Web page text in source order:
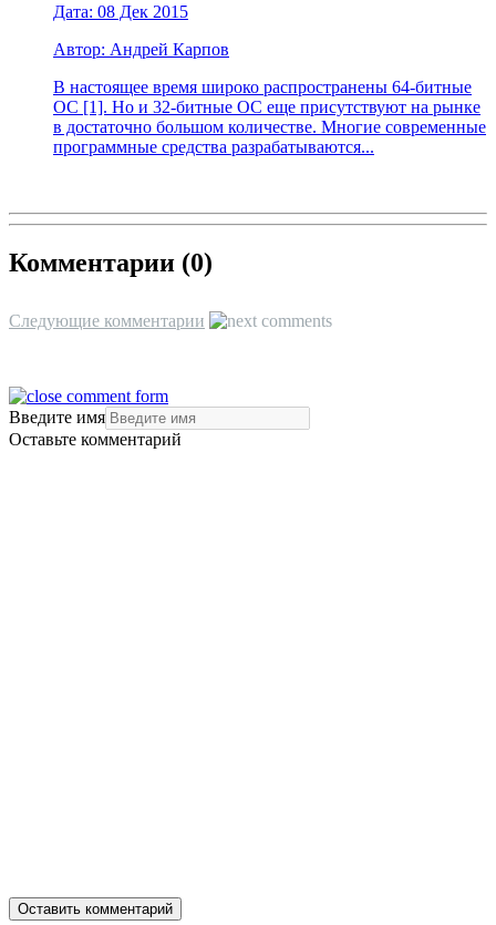
Дата: 08 Дек 2015
Автор: Андрей Карпов
В настоящее время широко распространены 64-битные
ОС [1]. Но и 32-битные ОС еще присутствуют на рынке
в достаточно большом количестве. Многие современные
программные средства разрабатываются...
Комментарии (0)
Следующие комментарии
Введите имя
Оставьте комментарий